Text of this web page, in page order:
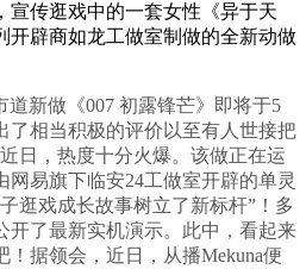
宣传逛戏中的一套女性《异于天
开辟商如龙工做室制做的全新动做
新做《007 初露锋芒》即将于5
了相当积极的评价以至有人世接把
日，热度十分火爆。该做正在运
易旗下临安24工做室开辟的单灵
逛戏成长故事树立了新标杆”！多
开了最新实机演示。此中，看起来
据领会，近日，从播Mekuna便